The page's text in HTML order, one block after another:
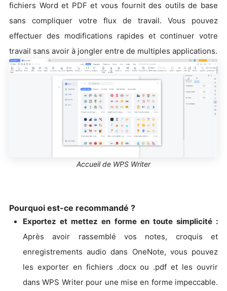
fichiers Word et PDF et vous fournit des outils de base
sans compliquer votre flux de travail. Vous pouvez
effectuer des modifications rapides et continuer votre
travail sans avoir à jongler entre de multiples applications.
Accueil de WPS Writer
Pourquoi est-ce recommandé ?
Exportez et mettez en forme en toute simplicité :
Après avoir rassemblé vos notes, croquis et
enregistrements audio dans OneNote, vous pouvez
les exporter en fichiers .docx ou .pdf et les ouvrir
dans WPS Writer pour une mise en forme impeccable.